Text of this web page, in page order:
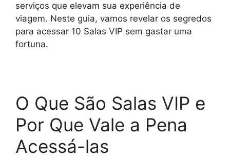
serviços que elevam sua experiência de
viagem. Neste guia, vamos revelar os segredos
para acessar 10 Salas VIP sem gastar uma
fortuna.
O Que São Salas VIP e
Por Que Vale a Pena
Acessá-las